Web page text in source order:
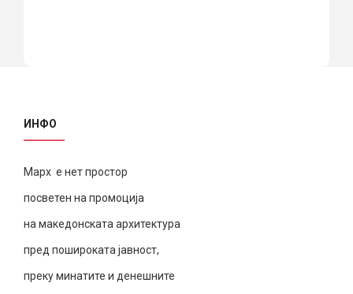
ИНФО
Марх е нет простор
посветен на промоција
на македонската архитектура
пред пошироката јавност,
преку минатите и денешните